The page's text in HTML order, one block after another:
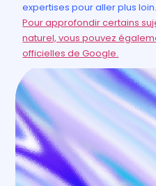
expertises pour aller plus loin.
Pour approfondir certains
naturel, vous pouvez
officielles de Google.